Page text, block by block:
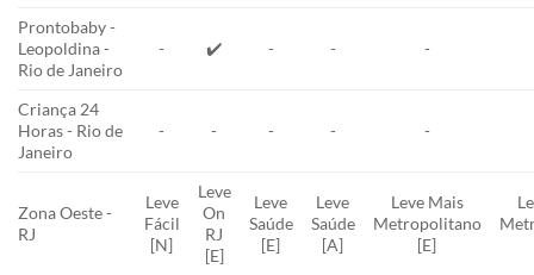
Prontobaby -
Leopoldina -
Rio de Janeiro
- ✔️ - - -
Criança 24
Horas - Rio de
Janeiro
- - - - -
Zona Oeste -
RJ
Leve
Fácil
[N]
Leve
On
RJ
[E]
Leve
Saúde
[E]
Leve
Saúde
[A]
Leve Mais
Metropolitano
[E]